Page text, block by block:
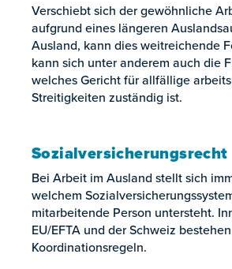
Verschiebt sich der gewöhnliche
aufgrund eines längeren
Ausland, kann dies weitreichende
kann sich unter anderem auch die
welches Gericht für allfällige
Streitigkeiten zuständig ist.
Sozialversicherungsrecht
Bei Arbeit im Ausland stellt sich
welchem
mitarbeitende Person untersteht.
EU/EFTA und der Schweiz bestehen
Koordinationsregeln.